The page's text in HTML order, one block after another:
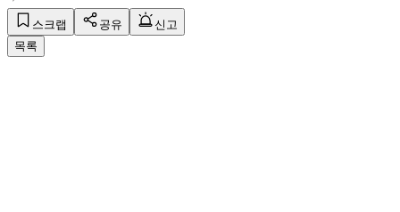
스크랩 공유
신고
목록